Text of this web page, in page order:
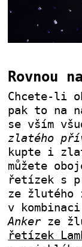
Rovnou
Chcete-li
pak to na
se vším
zlatého
kupte i
můžete
řetízek s
ze žlutého
v
Ankerze
řetízek